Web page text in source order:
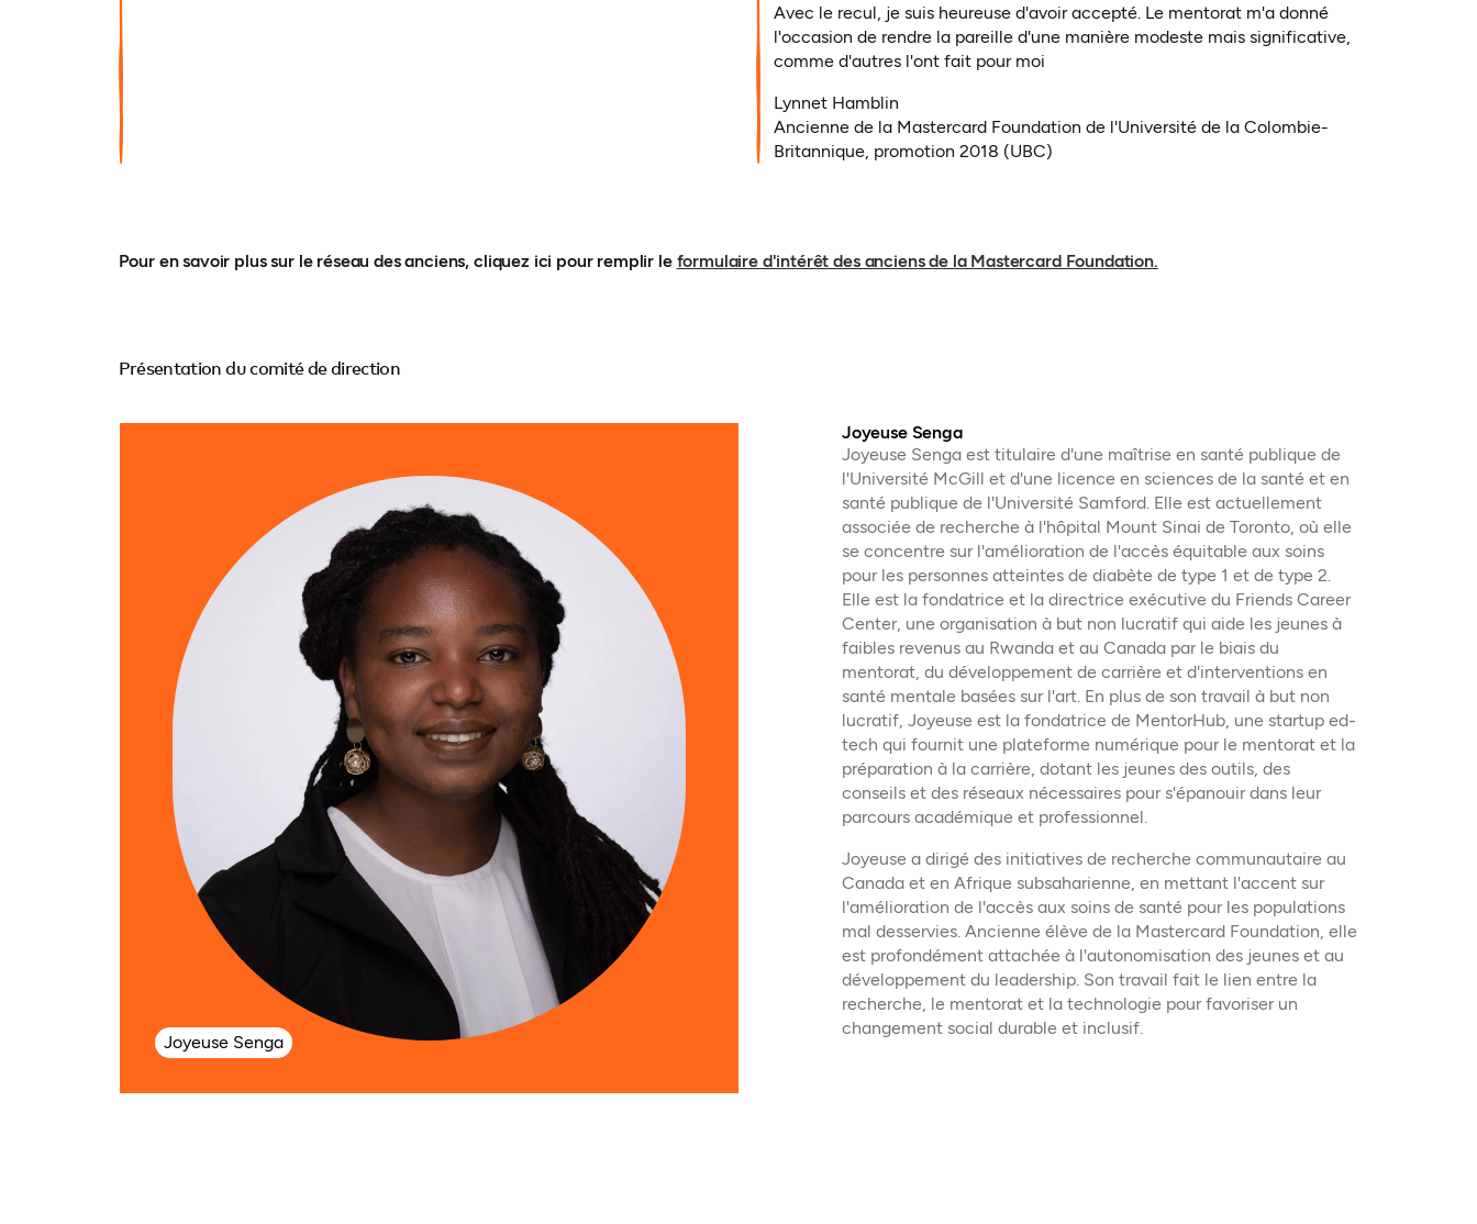
Avec le recul, je suis heureuse d'avoir accepté. Le mentorat m'a donné
l'occasion de rendre la pareille d'une manière modeste mais significative,
comme d'autres l'ont fait pour moi
Lynnet Hamblin
Ancienne de la Mastercard Foundation de l'Université de la Colombie-
Britannique, promotion 2018 (UBC)
Pour en savoir plus sur le réseau des anciens, cliquez ici pour remplir le formulaire d'intérêt des anciens de la Mastercard Foundation.
Présentation du comité de direction
Joyeuse Senga
Joyeuse Senga
Joyeuse Senga est titulaire d'une maîtrise en santé publique de
l'Université McGill et d'une licence en sciences de la santé et en
santé publique de l'Université Samford. Elle est actuellement
associée de recherche à l'hôpital Mount Sinai de Toronto, où elle
se concentre sur l'amélioration de l'accès équitable aux soins
pour les personnes atteintes de diabète de type 1 et de type 2.
Elle est la fondatrice et la directrice exécutive du Friends Career
Center, une organisation à but non lucratif qui aide les jeunes à
faibles revenus au Rwanda et au Canada par le biais du
mentorat, du développement de carrière et d'interventions en
santé mentale basées sur l'art. En plus de son travail à but non
lucratif, Joyeuse est la fondatrice de MentorHub, une startup ed-
tech qui fournit une plateforme numérique pour le mentorat et la
préparation à la carrière, dotant les jeunes des outils, des
conseils et des réseaux nécessaires pour s'épanouir dans leur
parcours académique et professionnel.
Joyeuse a dirigé des initiatives de recherche communautaire au
Canada et en Afrique subsaharienne, en mettant l'accent sur
l'amélioration de l'accès aux soins de santé pour les populations
mal desservies. Ancienne élève de la Mastercard Foundation, elle
est profondément attachée à l'autonomisation des jeunes et au
développement du leadership. Son travail fait le lien entre la
recherche, le mentorat et la technologie pour favoriser un
changement social durable et inclusif.